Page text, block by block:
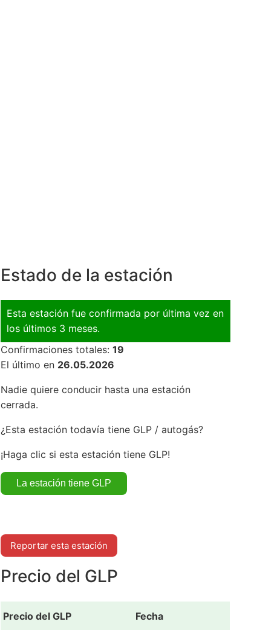
Estado de la estación
Esta estación fue confirmada por última vez en
los últimos 3 meses.
Confirmaciones totales: 19
El último en 26.05.2026
Nadie quiere conducir hasta una estación
cerrada.
¿Esta estación todavía tiene GLP / autogás?
¡Haga clic si esta estación tiene GLP!
Reportar esta estación
Precio del GLP
Precio del GLP Fecha